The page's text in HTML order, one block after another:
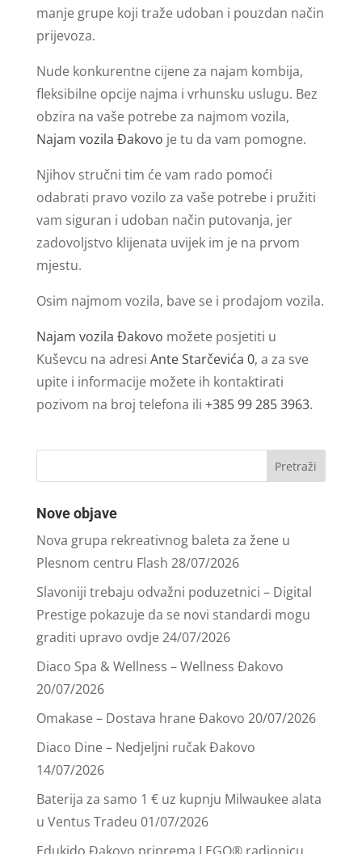
manje grupe koji traže udoban i pouzdan način
prijevoza.
Nude konkurentne cijene za najam kombija,
fleksibilne opcije najma i vrhunsku uslugu. Bez
obzira na vaše potrebe za najmom vozila,
Najam vozila Đakovo je tu da vam pomogne.
Njihov stručni tim će vam rado pomoći
odabrati pravo vozilo za vaše potrebe i pružiti
vam siguran i udoban način putovanja, jer
zadovoljstvo klijenata uvijek im je na prvom
mjestu.
Osim najmom vozila, bave se i prodajom vozila.
Najam vozila Đakovo možete posjetiti u
Kuševcu na adresi Ante Starčevića 0, a za sve
upite i informacije možete ih kontaktirati
pozivom na broj telefona ili +385 99 285 3963.
Nove objave
Nova grupa rekreativnog baleta za žene u
Plesnom centru Flash 28/07/2026
Slavoniji trebaju odvažni poduzetnici – Digital
Prestige pokazuje da se novi standardi mogu
graditi upravo ovdje24/07/2026
Diaco Spa & Wellness – Wellness Đakovo
20/07/2026
Omakase – Dostava hrane Đakovo 20/07/2026
Diaco Dine – Nedjeljni ručak Đakovo
14/07/2026
Baterija za samo 1 € uz kupnju Milwaukee alata
u Ventus Tradeu 01/07/2026